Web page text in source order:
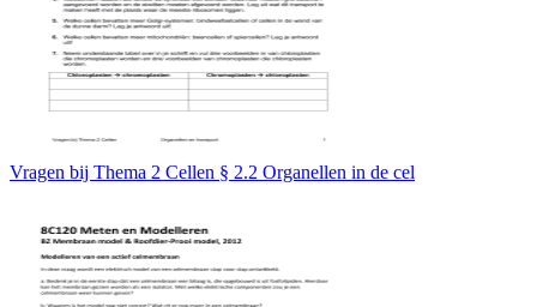
Vragen bij Thema 2 Cellen § 2.2 Organellen in de cel